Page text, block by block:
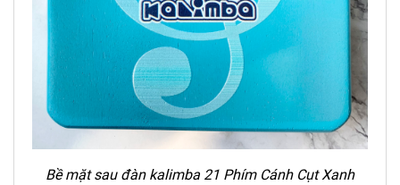
Bề mặt sau đàn kalimba 21 Phím Cánh CụtXanh